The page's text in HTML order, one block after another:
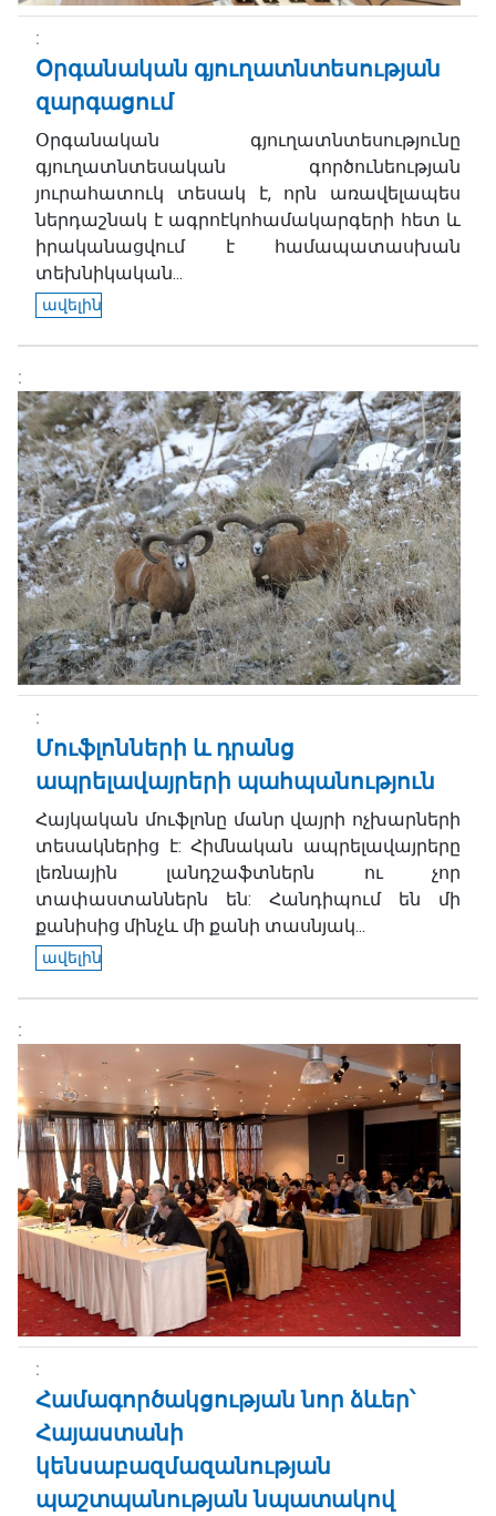
Օրգանական գյուղատնտեսության
զարգացում
Օրգանական գյուղատնտեսությունը
գյուղատնտեսական գործունեության
յուրահատուկ տեսակ է, որն առավելապես
ներդաշնակ է ագրոէկոհամակարգերի հետ և
իրականացվում է համապատասխան
տեխնիկական...
ավելին
Մուֆլոնների և դրանց
ապրելավայրերի պահպանություն
Հայկական մուֆլոնը մանր վայրի ոչխարների
տեսակներից է: Հիմնական ապրելավայրերը
լեռնային լանդշաֆտներն ու չոր
տափաստաններն են: Հանդիպում են մի
քանիսից մինչև մի քանի տասնյակ...
ավելին
Համագործակցության նոր ձևեր՝
Հայաստանի
կենսաբազմազանության
պաշտպանության նպատակով